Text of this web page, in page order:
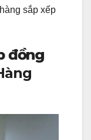
sắp xếp
đồng